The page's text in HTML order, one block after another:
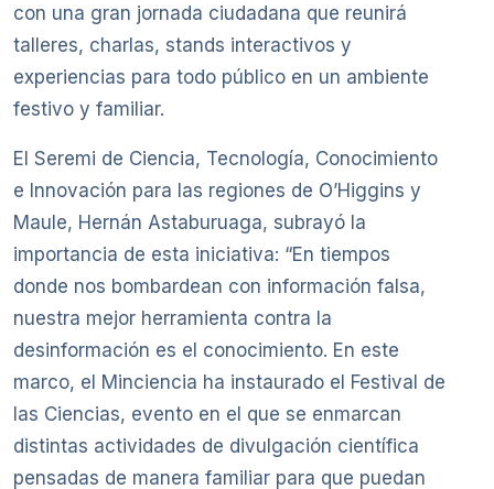
con una gran jornada ciudadana que reunirá
talleres, charlas, stands interactivos y
experiencias para todo público en un ambiente
festivo y familiar.
El Seremi de Ciencia, Tecnología, Conocimiento
e Innovación para las regiones de O’Higgins y
Maule, Hernán Astaburuaga, subrayó la
importancia de esta iniciativa: “En tiempos
donde nos bombardean con información falsa,
nuestra mejor herramienta contra la
desinformación es el conocimiento. En este
marco, el Minciencia ha instaurado el Festival de
las Ciencias, evento en el que se enmarcan
distintas actividades de divulgación científica
pensadas de manera familiar para que puedan